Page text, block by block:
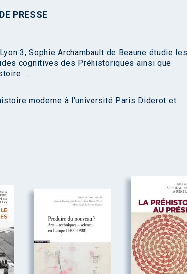
PRESSE
3, Sophie Archambault de Beaune étudie les
cognitives des Préhistoriques ainsi que
...
moderne à l'université Paris Diderot et